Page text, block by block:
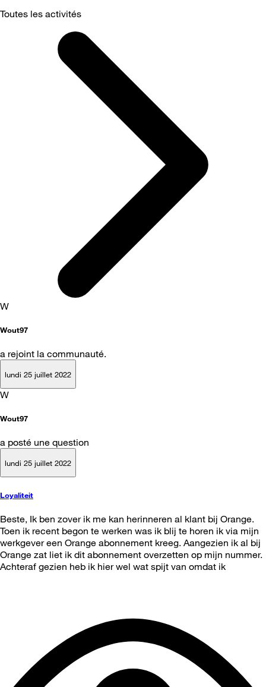
Toutes les activités
W
Wout97
a rejoint la communauté.
lundi 25 juillet 2022
W
Wout97
a posté une question
lundi 25 juillet 2022
Loyaliteit
Beste, Ik ben zover ik me kan herinneren al klant bij Orange.
Toen ik recent begon te werken was ik blij te horen ik via mijn
werkgever een Orange abonnement kreeg. Aangezien ik al bij
Orange zat liet ik dit abonnement overzetten op mijn nummer.
Achteraf gezien heb ik hier wel wat spijt van omdat ik